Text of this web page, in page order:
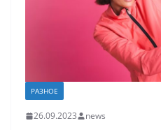
РАЗНОЕ
26.09.2023 news